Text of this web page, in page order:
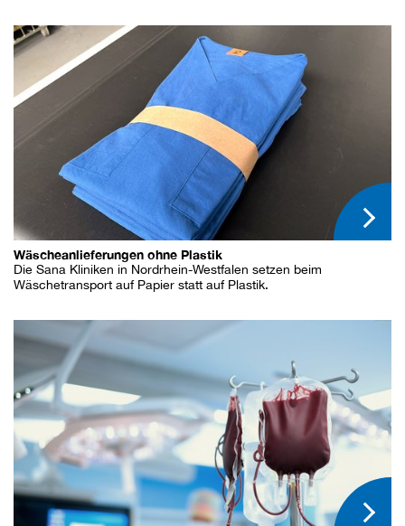
Wäscheanlieferungen ohne Plastik
Die Sana Kliniken in Nordrhein-Westfalen setzen beim
Wäschetransport auf Papier statt auf Plastik.